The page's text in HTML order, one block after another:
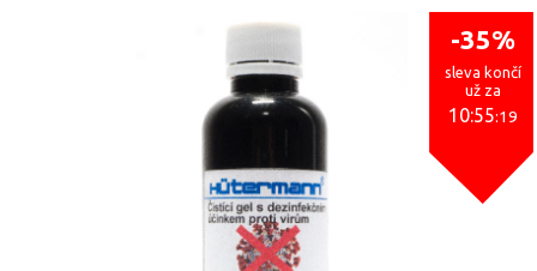
-35%
sleva končí
už za
10:55:19